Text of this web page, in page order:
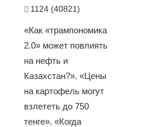
1124 (40821)
«Как «трампономика
2.0» может повлиять
на нефть и
Казахстан?». «Цены
на картофель могут
взлететь до 750
тенге». «Когда